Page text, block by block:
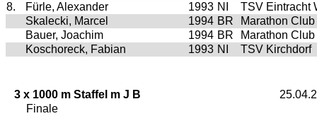
8.
Fürle, Alexander 1993 NI
TSV Eintracht
Skalecki, Marcel
1994 BR
Marathon
Bauer, Joachim
1994 BR
Marathon
Koschoreck, Fabian
1993 NI TSV Kirchdorf
3 x 1000 m Staffel m J B
Finale